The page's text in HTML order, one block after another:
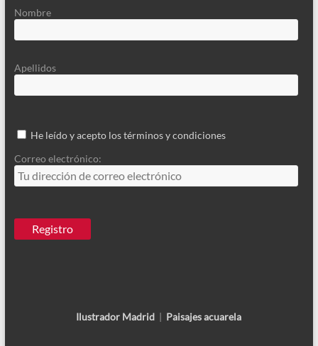
Nombre
Apellidos
He leído y acepto los términos y condiciones
Correo electrónico:
Ilustrador Madrid Paisajes acuarela